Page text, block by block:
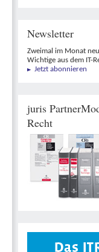
Newsletter
Zweimal im Monat
Wichtige aus dem IT-
Jetzt abonnieren
juris
Recht